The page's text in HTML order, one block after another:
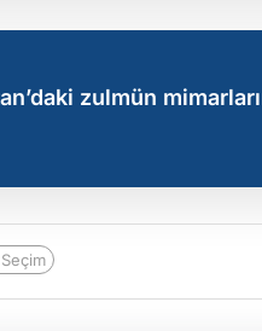
zulmün